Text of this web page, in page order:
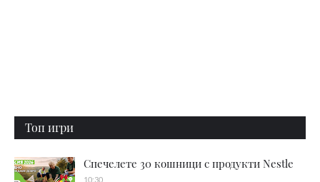
Топ игри
Спечелете 30 кошници с продукти Nestle
10:30